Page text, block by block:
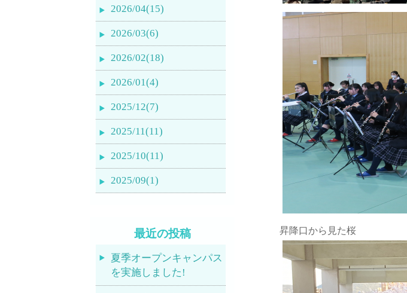
昇降口から見た桜
2026/04(15)
2026/03(6)
2026/02(18)
2026/01(4)
2025/12(7)
2025/11(11)
2025/10(11)
2025/09(1)
最近の投稿
夏季オープンキャンパス
を実施しました!